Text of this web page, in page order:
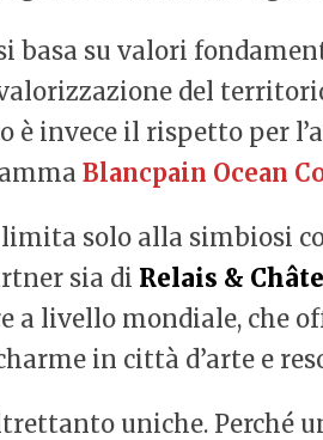
basa su valori
del
invece il rispetto per
Blancpain Ocean
limita solo alla simbiosi
sia di Relais &
a livello mondiale, che
in città d’arte e
uniche. Perché